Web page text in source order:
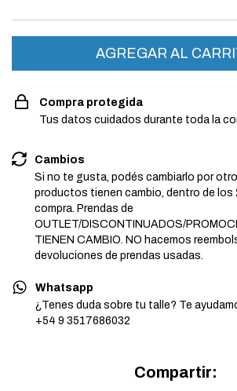
Compra protegida
Tus datos cuidados durante toda la
Cambios
Si no te gusta, podés cambiarlo por
productos tienen cambio, dentro de los
compra. Prendas de
OUTLET/DISCONTINUADOS/
TIENEN CAMBIO. NO hacemos
devoluciones de prendas usadas.
Whatsapp
¿Tenes duda sobre tu talle? Te
+54 9 3517686032
Compartir: